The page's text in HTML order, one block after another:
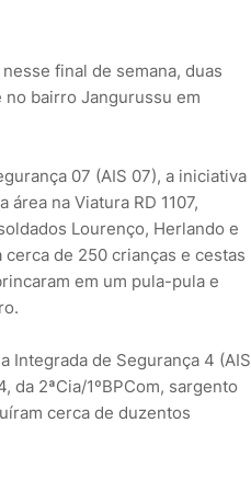
final de semana, duas
no bairro Jangurussu em
07 (AIS 07), a iniciativa
na Viatura RD 1107,
Lourenço, Herlando e
de 250 crianças e cestas
em um pula-pula e
Integrada de Segurança 4 (AIS
2ªCia/1ºBPCom, sargento
cerca de duzentos